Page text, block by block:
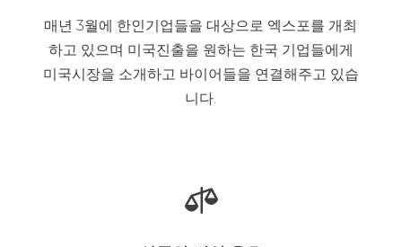
매년 3월에 한인기업들을 대상으로 엑스포를 개최
하고 있으며 미국진출을 원하는 한국 기업들에게
미국시장을 소개하고 바이어들을 연결해주고 있습
니다.
